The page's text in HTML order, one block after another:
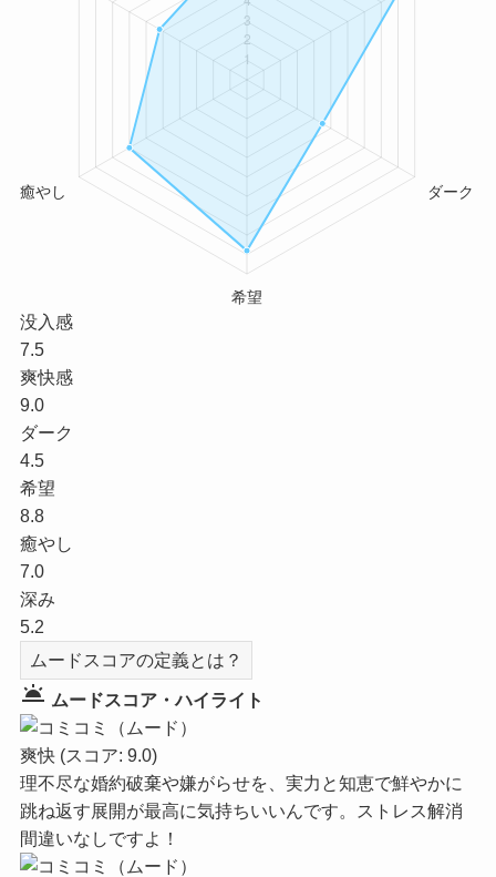
没入感
7.5
爽快感
9.0
ダーク
4.5
希望
8.8
癒やし
7.0
深み
5.2
ムードスコアの定義とは？
wb_twilight ムードスコア・ハイライト
爽快 (スコア: 9.0)
理不尽な婚約破棄や嫌がらせを、実力と知恵で鮮やかに
跳ね返す展開が最高に気持ちいいんです。ストレス解消
間違いなしですよ！